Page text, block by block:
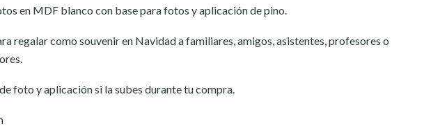
en MDF blanco con base para fotos y aplicación de pino.
regalar como souvenir en Navidad a familiares, amigos, asistentes, profesores o
foto y aplicación si la subes durante tu compra.